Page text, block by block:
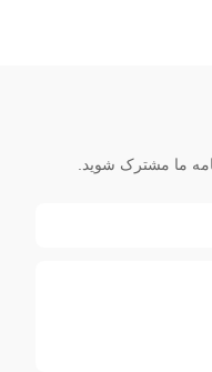
ما مشترک شوید.